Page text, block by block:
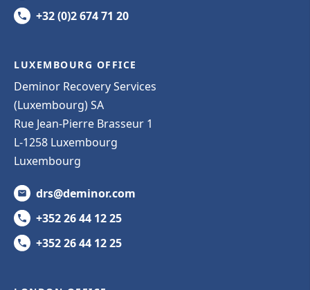
+32 (0)2 674 71 20
LUXEMBOURG OFFICE
Deminor Recovery Services
(Luxembourg) SA
Rue Jean-Pierre Brasseur 1
L-1258 Luxembourg
Luxembourg
drs@deminor.com
+352 26 44 12 25
+352 26 44 12 25